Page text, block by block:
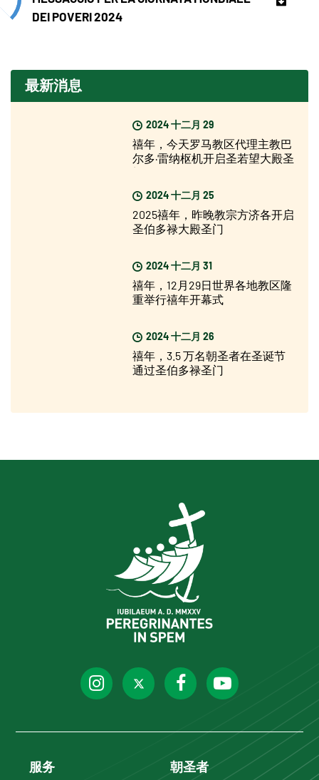
DEI POVERI 2024
最新消息
2024 十二月 29
禧年，今天罗马教区代理主教巴
尔多·雷纳枢机开启圣若望大殿圣
门
2024 十二月 25
2025禧年，昨晚教宗方济各开启
圣伯多禄大殿圣门
2024 十二月 31
禧年，12月29日世界各地教区隆
重举行禧年开幕式
2024 十二月 26
禧年，3.5 万名朝圣者在圣诞节
通过圣伯多禄圣门
服务 朝圣者